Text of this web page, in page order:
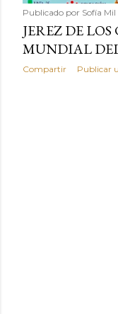
Publicado por Sofía
JEREZ DE
MUNDIAL
Compartir Publicar